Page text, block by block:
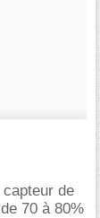
de
70 à 80%